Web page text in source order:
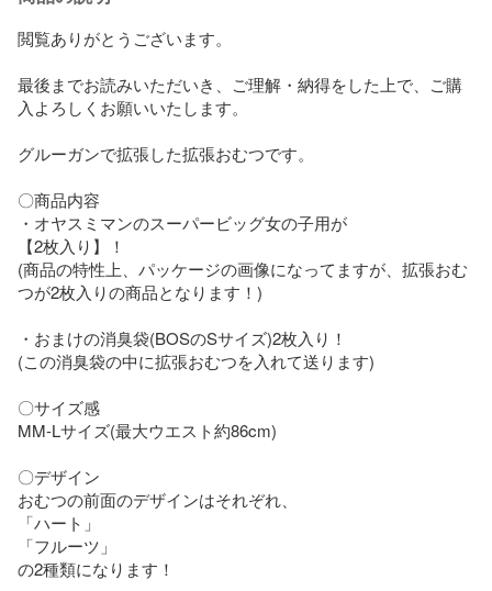
閲覧ありがとうございます。
最後までお読みいただいき、ご理解・納得をした上で、ご購
入よろしくお願いいたします。
グルーガンで拡張した拡張おむつです。
〇商品内容
・オヤスミマンのスーパービッグ女の子用が
【2枚入り】！
(商品の特性上、パッケージの画像になってますが、拡張おむ
つが2枚入りの商品となります！)
・おまけの消臭袋(BOSのSサイズ)2枚入り！
(この消臭袋の中に拡張おむつを入れて送ります)
〇サイズ感
MM-Lサイズ(最大ウエスト約86cm)
〇デザイン
おむつの前面のデザインはそれぞれ、
「ハート」
「フルーツ」
の2種類になります！